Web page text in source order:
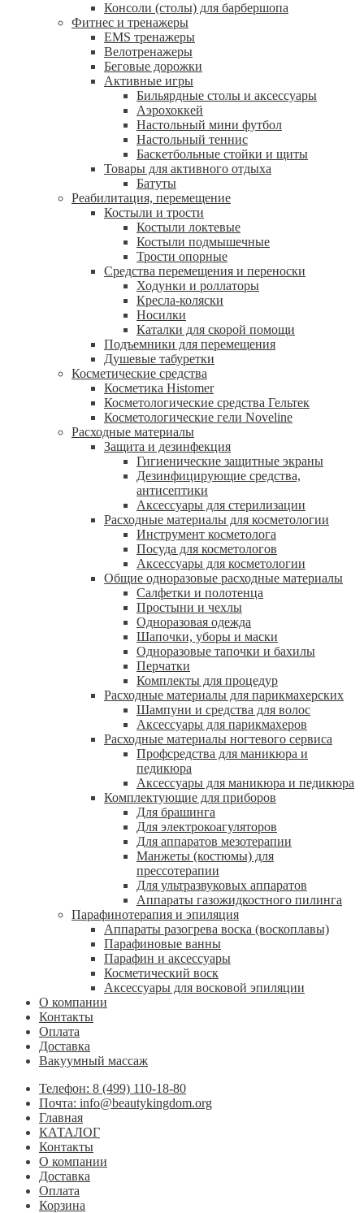
Консоли (столы) для барбершопа
Фитнес и тренажеры
EMS тренажеры
Велотренажеры
Беговые дорожки
Активные игры
Бильярдные столы и аксессуары
Аэрохоккей
Настольный мини футбол
Настольный теннис
Баскетбольные стойки и щиты
Товары для активного отдыха
Батуты
Реабилитация, перемещение
Костыли и трости
Костыли локтевые
Костыли подмышечные
Трости опорные
Средства перемещения и переноски
Ходунки и роллаторы
Кресла-коляски
Носилки
Каталки для скорой помощи
Подъемники для перемещения
Душевые табуретки
Косметические средства
Косметика Histomer
Косметологические средства Гельтек
Косметологические гели Noveline
Расходные материалы
Защита и дезинфекция
Гигиенические защитные экраны
Дезинфицирующие средства,
антисептики
Аксессуары для стерилизации
Расходные материалы для косметологии
Инструмент косметолога
Посуда для косметологов
Аксессуары для косметологии
Общие одноразовые расходные материалы
Салфетки и полотенца
Простыни и чехлы
Одноразовая одежда
Шапочки, уборы и маски
Одноразовые тапочки и бахилы
Перчатки
Комплекты для процедур
Расходные материалы для парикмахерских
Шампуни и средства для волос
Аксессуары для парикмахеров
Расходные материалы ногтевого сервиса
Профсредства для маникюра и
педикюра
Аксессуары для маникюра и педикюра
Комплектующие для приборов
Для брашинга
Для электрокоагуляторов
Для аппаратов мезотерапии
Манжеты (костюмы) для
прессотерапии
Для ультразвуковых аппаратов
Аппараты газожидкостного пилинга
Парафинотерапия и эпиляция
Аппараты разогрева воска (воскоплавы)
Парафиновые ванны
Парафин и аксессуары
Косметический воск
Аксессуары для восковой эпиляции
О компании
Контакты
Оплата
Доставка
Вакуумный массаж
Телефон: 8 (499) 110-18-80
Почта: info@beautykingdom.org
Главная
КАТАЛОГ
Контакты
О компании
Доставка
Оплата
Корзина